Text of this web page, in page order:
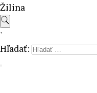
Žilina
'
Hľadať: